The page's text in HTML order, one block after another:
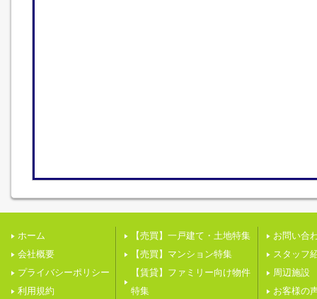
ホーム
会社概要
プライバシーポリシー
利用規約
【売買】一戸建て・土地特集
【売買】マンション特集
【賃貸】ファミリー向け物件
特集
お問い合
スタッフ
周辺施設
お客様の